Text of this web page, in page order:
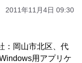
2011年11月4日 09:30
：岡山市北区、代
用アプリケ